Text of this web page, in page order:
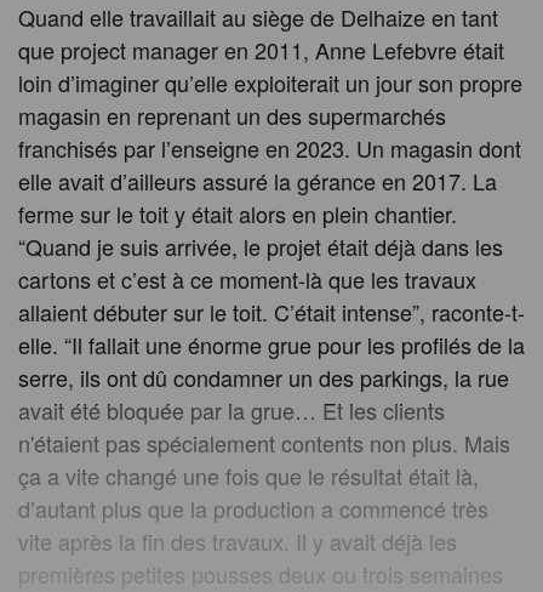
Quand elle travaillait au siège de Delhaize en tant
que project manager en 2011, Anne Lefebvre était
loin d’imaginer qu’elle exploiterait un jour son propre
magasin en reprenant un des supermarchés
franchisés par l’enseigne en 2023. Un magasin dont
elle avait d’ailleurs assuré la gérance en 2017. La
ferme sur le toit y était alors en plein chantier.
“Quand je suis arrivée, le projet était déjà dans les
cartons et c’est à ce moment-là que les travaux
allaient débuter sur le toit. C’était intense”, raconte-t-
elle. “Il fallait une énorme grue pour les profilés de la
serre, ils ont dû condamner un des parkings, la rue
avait été bloquée par la grue… Et les clients
n'étaient pas spécialement contents non plus. Mais
ça a vite changé une fois que le résultat était là,
d’autant plus que la production a commencé très
vite après la fin des travaux. Il y avait déjà les
premières petites pousses deux ou trois semaines